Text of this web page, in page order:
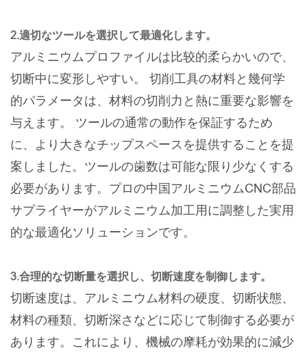
2.適切なツールを選択して最適化します。
アルミニウムプロファイルは比较的柔らかいので、
切断中に変形しやすい。 切削工具の材料と幾何学
的パラメータは、材料の切削力と熱に重要な影響を
与えます。 ツールの通常の動作を保証するため
に、より大きなチップスペースを提供することを提
案しました。ツールの歯数は可能な限り少なくする
必要があります。プロの中国アルミニウムCNC部品
サプライヤーがアルミニウム加工用に調整した実用
的な最適化ソリューションです。
3.合理的な切断量を選択し、切断速度を制御します。
切断速度は、アルミニウム材料の硬度、切断状態、
材料の種類、切断深さなどに応じて制御する必要が
あります。これにより、機械の摩耗が効果的に減少